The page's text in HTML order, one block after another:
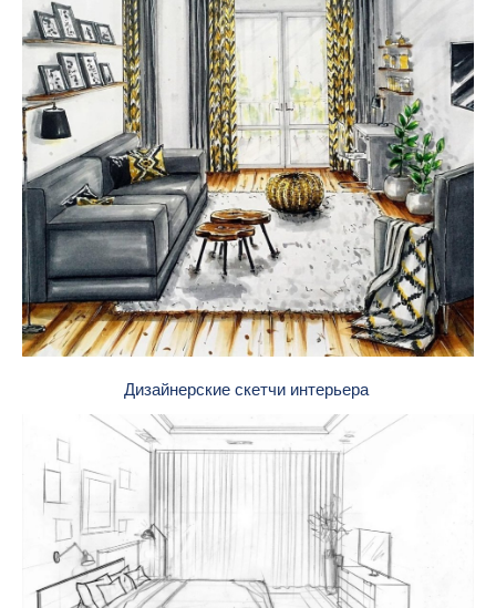
Дизайнерские скетчи интерьера